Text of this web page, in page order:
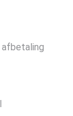
afbetaling